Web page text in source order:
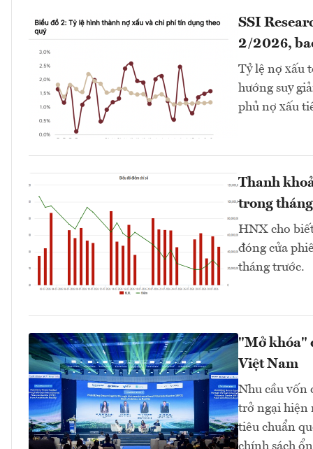
SSI
2/2026,
Tỷ lệ nợ xấu
hướng suy
phủ nợ xấu
Thanh
trong
HNX cho
đóng cửa
tháng trước.
"Mở khóa"
Việt Nam
Nhu cầu vốn
trở ngại hiện
tiêu chuẩn
chính sách